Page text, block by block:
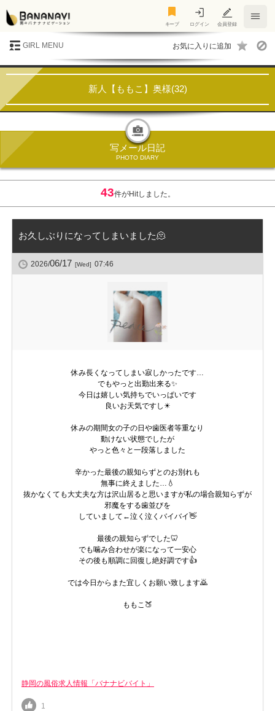
キープ ログイン 会員登録
GIRL MENU
新人【ももこ】奥様(32)
写メール日記
PHOTO DIARY
43件がHitしました。
お久しぶりになってしまいました🫠
2026/06/17 [Wed] 07:46
休み長くなってしまい寂しかったです…
でもやっと出勤出来る✨
今日は嬉しい気持ちでいっぱいです
良いお天気ですし☀
休みの期間女の子の日や歯医者等重なり
動けない状態でしたが
やっと色々と一段落しました
辛かった最後の親知らずとのお別れも
無事に終えました…💧
抜かなくても大丈夫な方は沢山居ると思いますが私の場合親知らずが
邪魔をする歯並びを
していまして←泣く泣くバイバイ👋
最後の親知らずでした🦷
でも噛み合わせが楽になって一安心
その後も順調に回復し絶好調です👍
では今日からまた宜しくお願い致します🙇
ももこ🍑
静岡の風俗求人情報「バナナビバイト」
1